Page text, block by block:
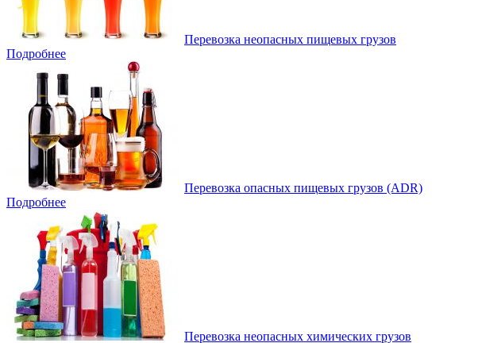
Перевозка неопасных пищевых грузов
Подробнее
Перевозка опасных пищевых грузов (ADR)
Подробнее
Перевозка неопасных химических грузов